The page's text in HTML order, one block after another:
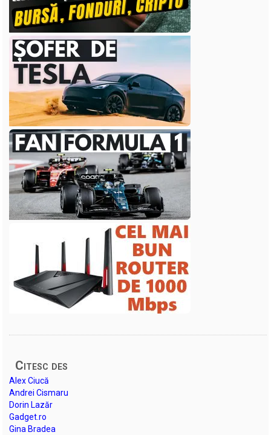
Citesc des
Alex Ciucă
Andrei Cismaru
Dorin Lazăr
Gadget.ro
Gina Bradea